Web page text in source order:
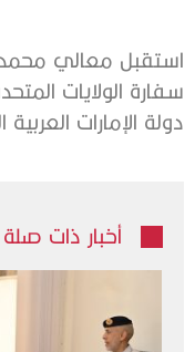
استقبل معالي محمد
سفارة الولايات
دولة الإمارات
أخبار ذات صلة